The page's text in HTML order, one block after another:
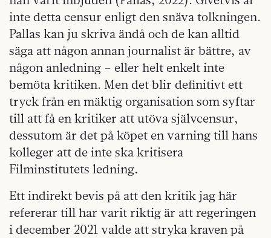
inte detta censur enligt den snäva tolkningen.
Pallas kan ju skriva ändå och de kan alltid
säga att någon annan journalist är bättre, av
någon anledning – eller helt enkelt inte
bemöta kritiken. Men det blir definitivt ett
tryck från en mäktig organisation som syftar
till att få en kritiker att utöva självcensur,
dessutom är det på köpet en varning till hans
kolleger att de inte ska kritisera
Filminstitutets ledning.
Ett indirekt bevis på att den kritik jag här
refererar till har varit riktig är att regeringen
i december 2021 valde att stryka kraven på